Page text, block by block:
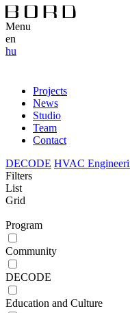
Menu
en
hu
Projects
News
Studio
Team
Contact
DECODE HVAC
Filters
List
Grid
Program
Community
DECODE
Education and Culture